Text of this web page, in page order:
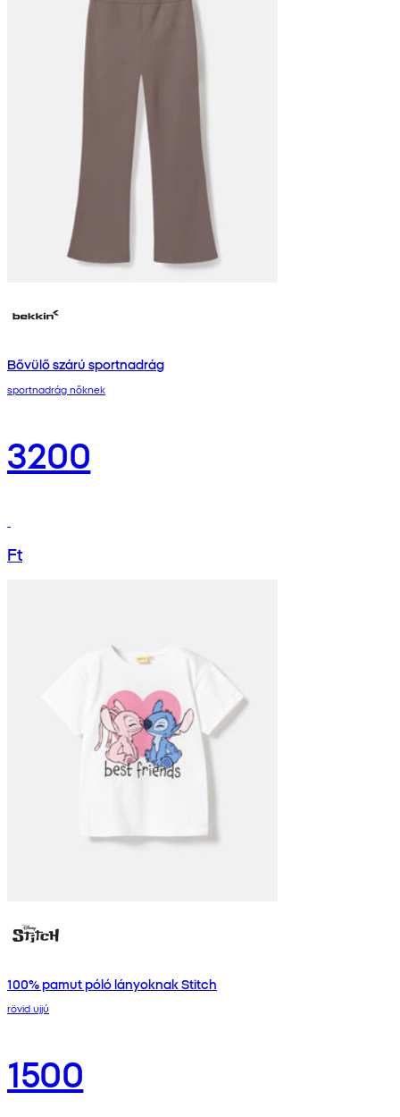
Bővülő szárú sportnadrág
sportnadrág nőknek
3200
Ft
100% pamut póló lányoknak Stitch
rövid ujjú
1500